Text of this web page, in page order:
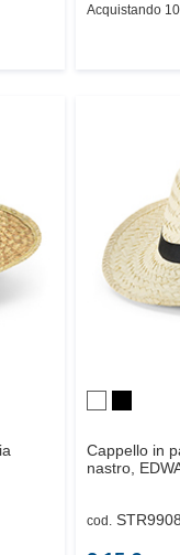
Acquistando
Cappello in
nastro,
cod.